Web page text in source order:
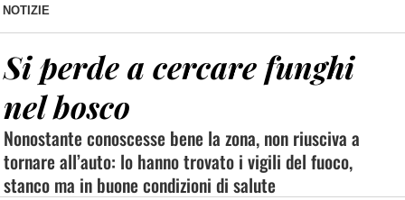
NOTIZIE
Si perde a cercare funghi
nel bosco
Nonostante conoscesse bene la zona, non riusciva a
tornare all’auto: lo hanno trovato i vigili del fuoco,
stanco ma in buone condizioni di salute